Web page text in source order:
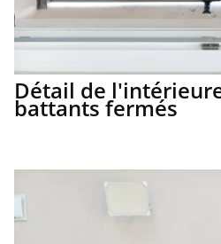
Détail de
battants fermés